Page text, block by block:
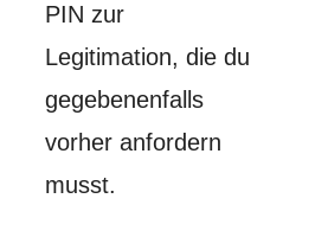
PIN zur
Legitimation, die du
gegebenenfalls
vorher anfordern
musst.